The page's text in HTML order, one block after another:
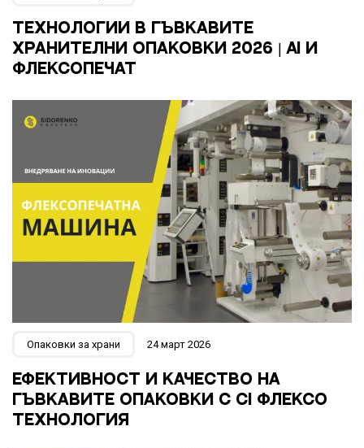
ТЕХНОЛОГИИ В ГЪВКАВИТЕ
ХРАНИТЕЛНИ ОПАКОВКИ 2026 | AI И
ФЛЕКСОПЕЧАТ
Опаковки за храни 24 март 2026
ЕФЕКТИВНОСТ И КАЧЕСТВО НА
ГЪВКАВИТЕ ОПАКОВКИ С CI ФЛЕКСО
ТЕХНОЛОГИЯ